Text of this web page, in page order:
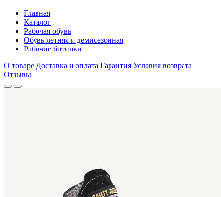
Главная
Каталог
Рабочая обувь
Обувь летняя и демисезонная
Рабочие ботинки
О товаре Доставка и оплата Гарантия Условия возврата
Отзывы